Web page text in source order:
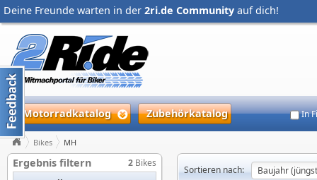
Deine Freunde warten in der 2ri.de Community auf dich!
Motorradkatalog Zubehörkatalog In
Bikes MH
Ergebnis filtern 2 Bikes
Sortieren nach: